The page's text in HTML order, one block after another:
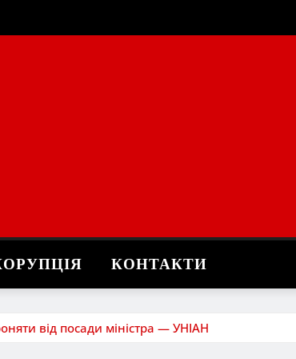
КОНТАКТИ
від посади міністра — УНІАН